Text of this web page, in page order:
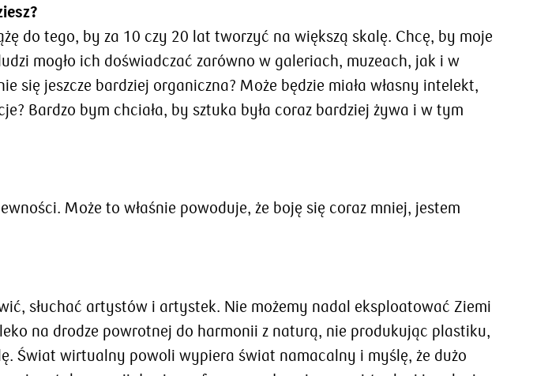
do tego, by za 10 czy 20 lat tworzyć na większą skalę. Chcę, by moje
mogło ich doświadczać zarówno w galeriach, muzeach, jak i w
się jeszcze bardziej organiczna? Może będzie miała własny intelekt,
Bardzo bym chciała, by sztuka była coraz bardziej żywa i w tym
Może to właśnie powoduje, że boję się coraz mniej, jestem
słuchać artystów i artystek. Nie możemy nadal eksploatować Ziemi
na drodze powrotnej do harmonii z naturą, nie produkując plastiku,
Świat wirtualny powoli wypiera świat namacalny i myślę, że dużo